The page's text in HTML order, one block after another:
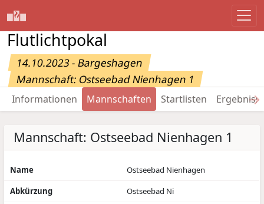
Flutlichtpokal
14.10.2023 - Bargeshagen
Mannschaft: Ostseebad Nienhagen 1
Informationen Mannschaften Startlisten →
Mannschaft: Ostseebad Nienhagen 1
Name
Ostseebad Nienhagen
Abkürzung
Ostseebad Ni